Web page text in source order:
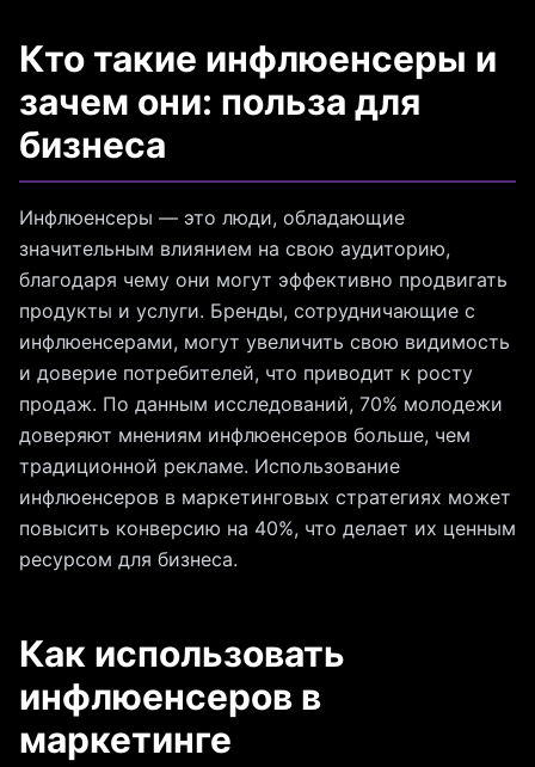
Кто такие инфлюенсеры и
зачем они: польза для
бизнеса
Инфлюенсеры — это люди, обладающие
значительным влиянием на свою аудиторию,
благодаря чему они могут эффективно продвигать
продукты и услуги. Бренды, сотрудничающие с
инфлюенсерами, могут увеличить свою видимость
и доверие потребителей, что приводит к росту
продаж. По данным исследований, 70% молодежи
доверяют мнениям инфлюенсеров больше, чем
традиционной рекламе. Использование
инфлюенсеров в маркетинговых стратегиях может
повысить конверсию на 40%, что делает их ценным
ресурсом для бизнеса.
Как использовать
инфлюенсеров в
маркетинге